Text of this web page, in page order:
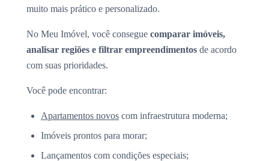
muito mais prático e personalizado.
No Meu Imóvel, você consegue comparar imóveis,
analisar regiões e filtrar empreendimentos de acordo
com suas prioridades.
Você pode encontrar:
Apartamentos novos com infraestrutura moderna;
Imóveis prontos para morar;
Lançamentos com condições especiais;